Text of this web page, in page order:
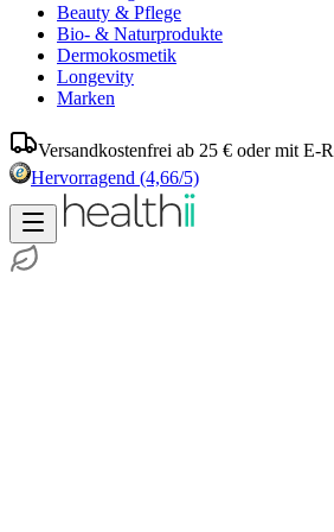
Beauty & Pflege
Bio- & Naturprodukte
Dermokosmetik
Longevity
Marken
Versandkostenfrei ab 25 € oder mit E-
Hervorragend (4,66/5)